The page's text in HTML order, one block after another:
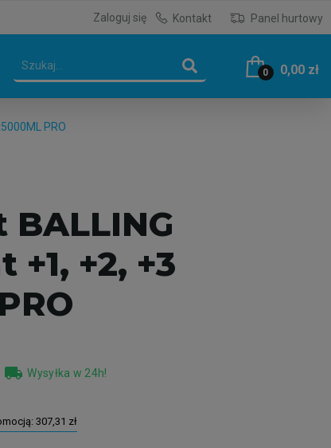
Zaloguj się Kontakt Panel hurtowy
0 0,00 zł
PRO
+2, +3
local_shipping Wysyłka w 24h!
307,31 zł